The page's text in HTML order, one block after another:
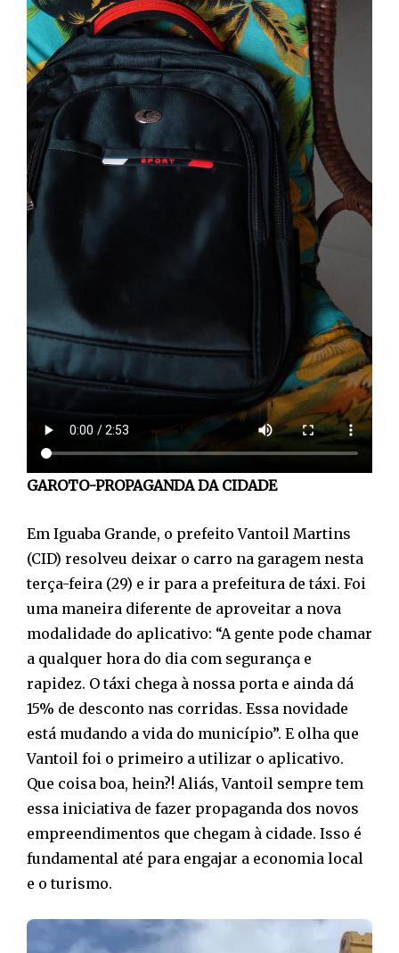
GAROTO-PROPAGANDA DA CIDADE
Em Iguaba Grande, o prefeito Vantoil Martins
(CID) resolveu deixar o carro na garagem nesta
terça-feira (29) e ir para a prefeitura de táxi. Foi
uma maneira diferente de aproveitar a nova
modalidade do aplicativo: “A gente pode chamar
a qualquer hora do dia com segurança e
rapidez. O táxi chega à nossa porta e ainda dá
15% de desconto nas corridas. Essa novidade
está mudando a vida do município”. E olha que
Vantoil foi o primeiro a utilizar o aplicativo.
Que coisa boa, hein?! Aliás, Vantoil sempre tem
essa iniciativa de fazer propaganda dos novos
empreendimentos que chegam à cidade. Isso é
fundamental até para engajar a economia local
e o turismo.